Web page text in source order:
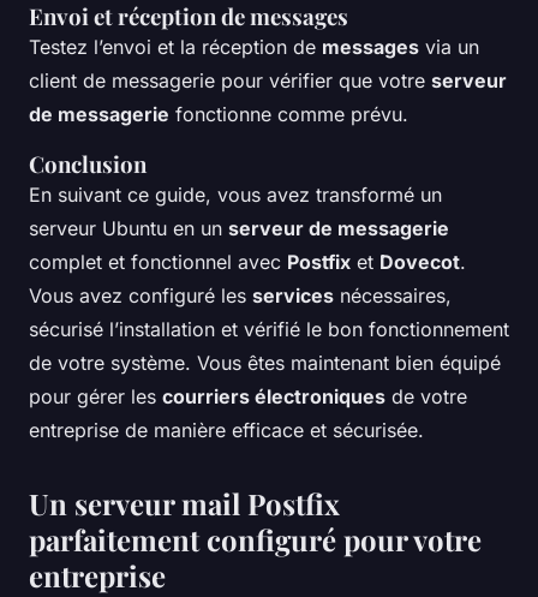
Envoi et réception de messages
Testez l’envoi et la réception de messages via un
client de messagerie pour vérifier que votre serveur
de messagerie fonctionne comme prévu.
Conclusion
En suivant ce guide, vous avez transformé un
serveur Ubuntu en un serveur de messagerie
complet et fonctionnel avec Postfix et Dovecot.
Vous avez configuré les services nécessaires,
sécurisé l’installation et vérifié le bon fonctionnement
de votre système. Vous êtes maintenant bien équipé
pour gérer les courriers électroniques de votre
entreprise de manière efficace et sécurisée.
Un serveur mail Postfix
parfaitement configuré pour votre
entreprise